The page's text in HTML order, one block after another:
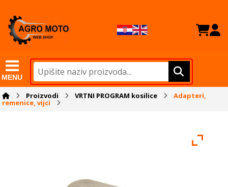
MENU
Proizvodi VRTNI PROGRAM kosilice Adapteri,
remenice, vijci